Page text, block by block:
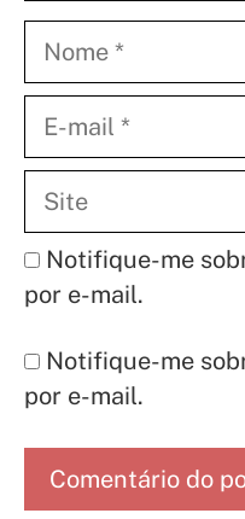
mail
Notifique-me
por e-mail.
Notifique-me
por e-mail.